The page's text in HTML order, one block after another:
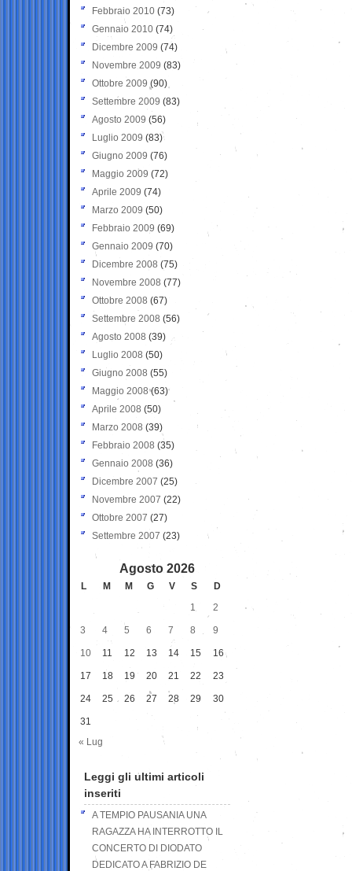
Febbraio 2010 (73)
Gennaio 2010 (74)
Dicembre 2009 (74)
Novembre 2009 (83)
Ottobre 2009 (90)
Settembre 2009 (83)
Agosto 2009 (56)
Luglio 2009 (83)
Giugno 2009 (76)
Maggio 2009 (72)
Aprile 2009 (74)
Marzo 2009 (50)
Febbraio 2009 (69)
Gennaio 2009 (70)
Dicembre 2008 (75)
Novembre 2008 (77)
Ottobre 2008 (67)
Settembre 2008 (56)
Agosto 2008 (39)
Luglio 2008 (50)
Giugno 2008 (55)
Maggio 2008(63)
Aprile 2008 (50)
Marzo 2008 (39)
Febbraio 2008 (35)
Gennaio 2008 (36)
Dicembre 2007 (25)
Novembre 2007 (22)
Ottobre 2007 (27)
Settembre 2007 (23)
Agosto 2026
L M M G V S
D
1
2
3 4 5 6 7 8 9
10 11 12 13 14 15 16
17 18 19 20 21 22 23
24 25 26 27 28 29 30
31
« Lug
Leggi gli ultimi articoli
inseriti
A TEMPIO PAUSANIA UNA
RAGAZZA HA INTERROTTO IL
CONCERTO DI DIODATO
DEDICATO A FABRIZIO DE